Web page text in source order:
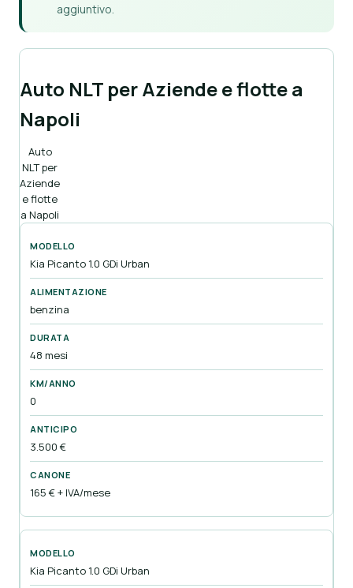
aggiuntivo.
Auto NLT per Aziende e flotte a
Napoli
Auto
NLT per
Aziende
e flotte
a Napoli
Kia Picanto 1.0 GDi Urban
benzina
48 mesi
0
3.500 €
165 € + IVA/mese
Kia Picanto 1.0 GDi Urban